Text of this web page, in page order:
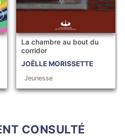
La chambre au bout du
corridor
JOËLLE MORISSETTE
Jeunesse
CONSULTÉ